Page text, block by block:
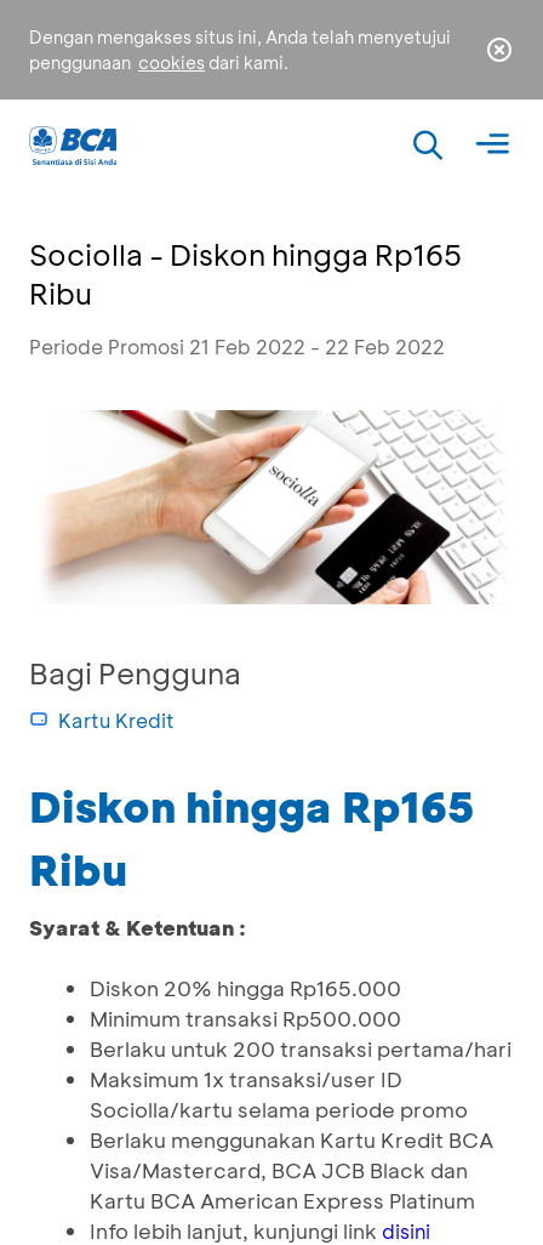
Dengan mengakses situs ini, Anda telah menyetujui
penggunaan cookies dari kami.
Sociolla - Diskon hingga Rp165
Ribu
Periode Promosi 21 Feb 2022 - 22 Feb 2022
Bagi Pengguna
Kartu Kredit
Diskon hingga Rp165
Ribu
Syarat & Ketentuan :
Diskon 20% hingga Rp165.000
Minimum transaksi Rp500.000
Berlaku untuk 200 transaksi pertama/hari
Maksimum 1x transaksi/user ID
Sociolla/kartu selama periode promo
Berlaku menggunakan Kartu Kredit BCA
Visa/Mastercard, BCA JCB Black dan
Kartu BCA American Express Platinum
Info lebih lanjut, kunjungi link disini